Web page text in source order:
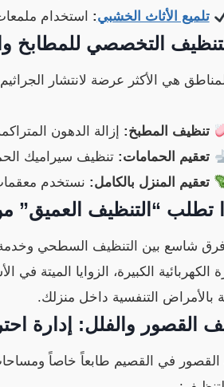
تلميع الأثاث الخشبي: استخدام
هي الأكثر عرضة لانتشار
تنظيف المطبخ: إزالة الدهون
تعقيم الحمامات: تنظيف سيراميك
تعقيم المنزل بالكامل: نستخدم معقمات
تطلب “التنظيف العميق”
شاسع بين التنظيف السطحي
الكهربائية الكبيرة، الزوايا
بالأمراض التنفسية داخل منزلك.
القصور والفلل: إدارة
القصور في القصيم طابعاً خاصاً